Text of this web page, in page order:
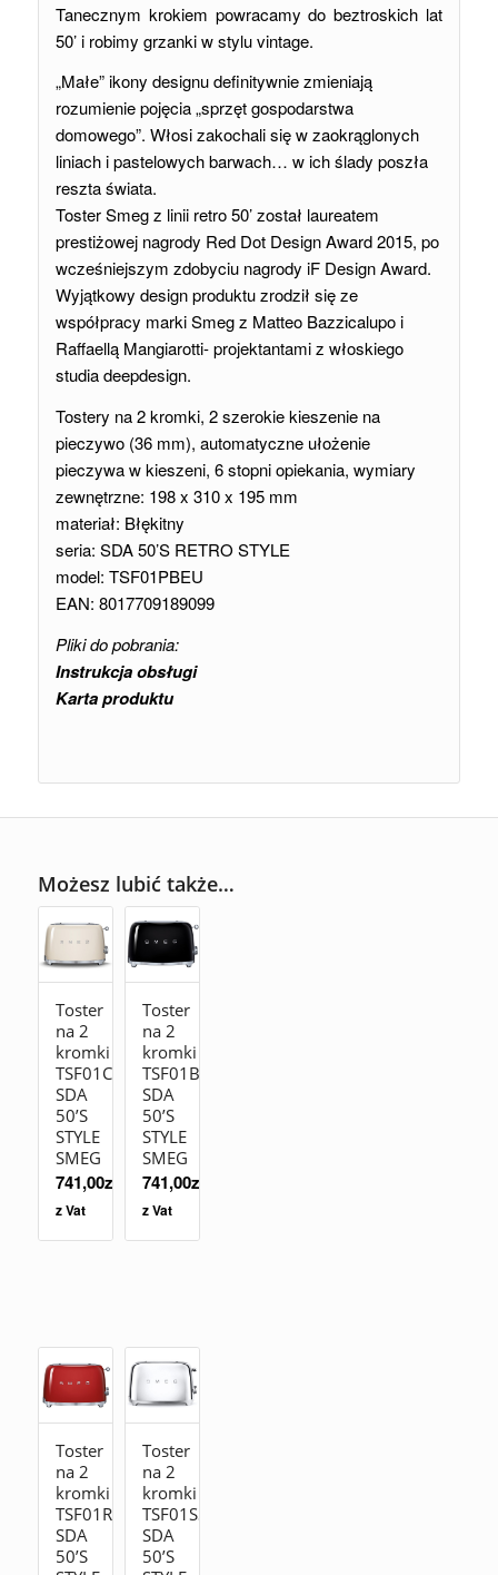
Tanecznym krokiem powracamy do beztroskich lat
50’ i robimy grzanki w stylu vintage.
„Małe” ikony designu definitywnie zmieniają
rozumienie pojęcia „sprzęt gospodarstwa
domowego”. Włosi zakochali się w zaokrąglonych
liniach i pastelowych barwach… w ich ślady poszła
reszta świata.
Toster Smeg z linii retro 50’ został laureatem
prestiżowej nagrody Red Dot Design Award 2015, po
wcześniejszym zdobyciu nagrody iF Design Award.
Wyjątkowy design produktu zrodził się ze
współpracy marki Smeg z Matteo Bazzicalupo i
Raffaellą Mangiarotti- projektantami z włoskiego
studia deepdesign.
Tostery na 2 kromki, 2 szerokie kieszenie na
pieczywo (36 mm), automatyczne ułożenie
pieczywa w kieszeni, 6 stopni opiekania, wymiary
zewnętrzne: 198 x 310 x 195 mm
materiał: Błękitny
seria: SDA 50’S RETRO STYLE
model: TSF01PBEU
EAN: 8017709189099
Pliki do pobrania:
Instrukcja obsługi
Karta produktu
Możesz lubić także…
Toster
na 2
kromki
TSF01CREU
SDA
50’S
STYLE
SMEG
741,00zł
z Vat
Toster
na 2
kromki
TSF01BLEU
SDA
50’S
STYLE
SMEG
741,00zł
z Vat
Toster
na 2
kromki
TSF01RDEU
SDA
50’S
Toster
na 2
kromki
TSF01SSEU
SDA
50’S